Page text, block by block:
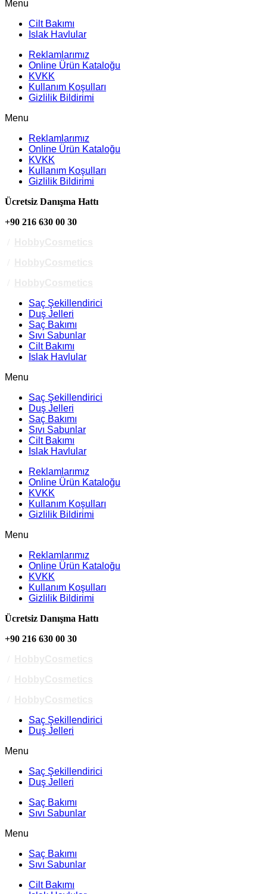
Menu
Cilt Bakımı
Islak Havlular
Reklamlarımız
Online Ürün Kataloğu
KVKK
Kullanım Koşulları
Gizlilik Bildirimi
Menu
Reklamlarımız
Online Ürün Kataloğu
KVKK
Kullanım Koşulları
Gizlilik Bildirimi
Ücretsiz Danışma Hattı
+90 216 630 00 30
Saç Şekillendirici
Duş Jelleri
Saç Bakımı
Sıvı Sabunlar
Cilt Bakımı
Islak Havlular
Menu
Saç Şekillendirici
Duş Jelleri
Saç Bakımı
Sıvı Sabunlar
Cilt Bakımı
Islak Havlular
Reklamlarımız
Online Ürün Kataloğu
KVKK
Kullanım Koşulları
Gizlilik Bildirimi
Menu
Reklamlarımız
Online Ürün Kataloğu
KVKK
Kullanım Koşulları
Gizlilik Bildirimi
Ücretsiz Danışma Hattı
+90 216 630 00 30
Saç Şekillendirici
Duş Jelleri
Menu
Saç Şekillendirici
Duş Jelleri
Saç Bakımı
Sıvı Sabunlar
Menu
Saç Bakımı
Sıvı Sabunlar
Cilt Bakımı